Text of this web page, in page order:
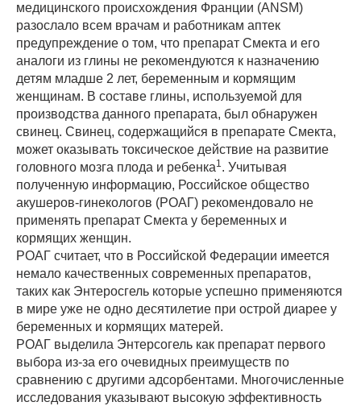
медицинского происхождения Франции (ANSM)
разослало всем врачам и работникам аптек
предупреждение о том, что препарат Смекта и его
аналоги из глины не рекомендуются к назначению
детям младше 2 лет, беременным и кормящим
женщинам. В составе глины, используемой для
производства данного препарата, был обнаружен
свинец. Свинец, содержащийся в препарате Смекта,
может оказывать токсическое действие на развитие
головного мозга плода и ребенка1. Учитывая
полученную информацию, Российское общество
акушеров-гинекологов (РОАГ) рекомендовало не
применять препарат Смекта у беременных и
кормящих женщин.
РОАГ считает, что в Российской Федерации имеется
немало качественных современных препаратов,
таких как Энтеросгель которые успешно применяются
в мире уже не одно десятилетие при острой диарее у
беременных и кормящих матерей.
РОАГ выделила Энтерсогель как препарат первого
выбора из-за его очевидных преимуществ по
сравнению с другими адсорбентами. Многочисленные
исследования указывают высокую эффективность